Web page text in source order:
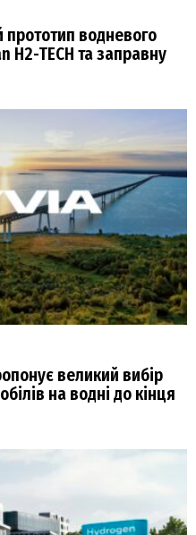
прототип водневого
H2-TECH та заправну
великий вибір
на водні до кінця